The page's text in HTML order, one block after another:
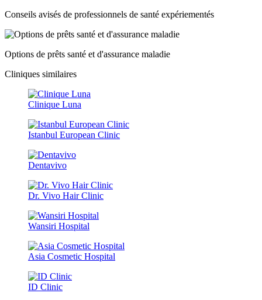
Conseils avisés de professionnels de santé expériementés
Options de prêts santé et d'assurance maladie
Cliniques similaires
Clinique Luna
Istanbul European Clinic
Dentavivo
Dr. Vivo Hair Clinic
Wansiri Hospital
Asia Cosmetic Hospital
ID Clinic